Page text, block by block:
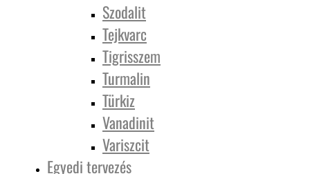
Szodalit
Tejkvarc
Tigrisszem
Turmalin
Türkiz
Vanadinit
Variszcit
Egyedi tervezés